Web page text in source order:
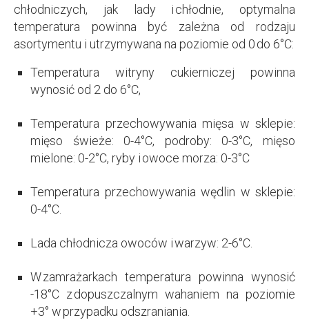
chłodniczych, jak lady i chłodnie, optymalna
temperatura powinna być zależna od rodzaju
asortymentu i utrzymywana na poziomie od 0 do 6°C:
Temperatura witryny cukierniczej powinna
wynosić od 2 do 6°C,
Temperatura przechowywania mięsa w sklepie:
mięso świeże: 0-4°C, podroby: 0-3°C, mięso
mielone: 0-2°C, ryby i owoce morza: 0-3°C
Temperatura przechowywania wędlin w sklepie:
0-4°C.
Lada chłodnicza owoców i warzyw: 2-6°C.
W zamrażarkach temperatura powinna wynosić
-18°C z dopuszczalnym wahaniem na poziomie
+3° w przypadku odszraniania.